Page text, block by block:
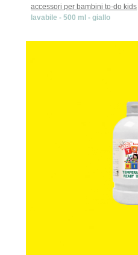
accessori per bambini to-do kids
lavabile - 500 ml - giallo